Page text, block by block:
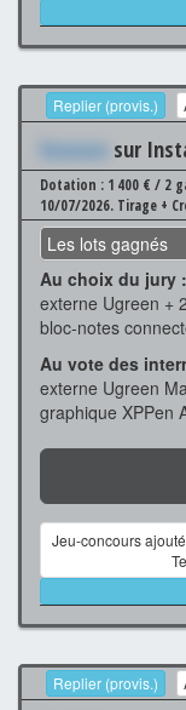
Replier (provis.)
Xxxxxxx sur
Dotation : 1 400 € / 2
10/07/2026. Tirage +
Les lots gagnés
Au choix du jury :
externe Ugreen +
bloc-notes
Au vote des
externe Ugreen
graphique XPPen
Jeu-concours
Replier (provis.)